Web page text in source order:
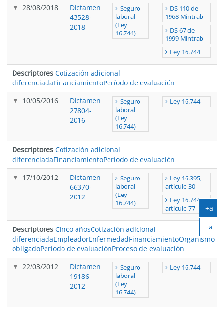
28/08/2018
Dictamen
43528-
2018
Seguro
laboral
(Ley
16.744)
DS 110 de
1968 Mintrab
DS 67 de
1999 Mintrab
Ley 16.744
Descriptores Cotización adicional
diferenciadaFinanciamientoPeríodo de evaluación
10/05/2016
Dictamen
27804-
2016
Seguro
laboral
(Ley
16.744)
Ley 16.744
Descriptores Cotización adicional
diferenciadaFinanciamientoPeríodo de evaluación
17/10/2012
Dictamen
66370-
2012
Seguro
laboral
(Ley
16.744)
Ley 16.395,
artículo 30
Ley 16.744,
artículo 77
Descriptores Cinco añosCotización adicional
diferenciadaEmpleadorEnfermedadFinanciamientoOrganismo
obligadoPeríodo de evaluaciónProceso de evaluación
22/03/2012
Dictamen
19186-
2012
Seguro
laboral
(Ley
16.744)
Ley 16.744
+a
-a